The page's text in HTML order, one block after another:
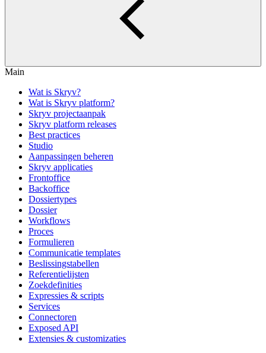
Main
Wat is Skryv?
Wat is Skryv platform?
Skryv projectaanpak
Skryv platform releases
Best practices
Studio
Aanpassingen beheren
Skryv applicaties
Frontoffice
Backoffice
Dossiertypes
Dossier
Workflows
Proces
Formulieren
Communicatie templates
Beslissingstabellen
Referentielijsten
Zoekdefinities
Expressies & scripts
Services
Connectoren
Exposed API
Extensies & customizaties